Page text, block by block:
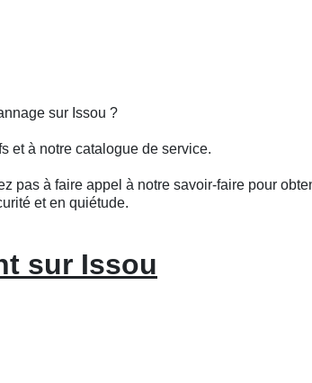
sur Issou ?
et à notre catalogue de service.
pas à faire appel à notre savoir-faire pour
et en quiétude.
sur Issou